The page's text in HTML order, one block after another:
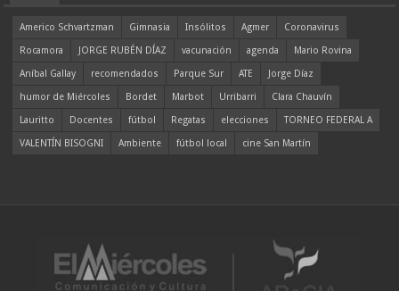
Americo Schvartzman Gimnasia Insólitos Agmer
Coronavirus
Rocamora
JORGE RUBÉN DÍAZ vacunación agenda
Mario Rovina
Aníbal Gallay
recomendados Parque Sur ATE
Jorge Díaz
humor de Miércoles
Bordet Marbot Urribarri
Clara Chauvín
Lauritto
Docentes fútbol Regatas elecciones
TORNEO FEDERAL A
VALENTÍN BISOGNI
Ambiente fútbol local cine San Martín